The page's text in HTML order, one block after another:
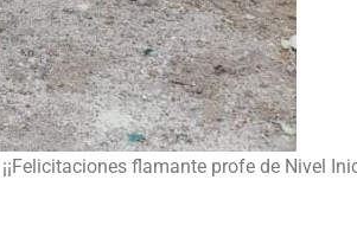
flamante profe de Nivel